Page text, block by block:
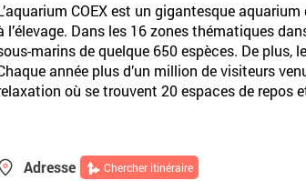
COEX est un gigantesque
l’élevage. Dans les 16 zones thématiques
marins de quelque 650 espèces. De plus,
année plus d’un million de visiteurs
où se trouvent 20 espaces de repos
Adresse Chercher itinéraire